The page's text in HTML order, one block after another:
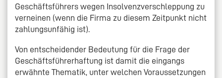
Geschäftsführers wegen Insolvenzverschleppung zu
verneinen (wenn die Firma zu diesem Zeitpunkt nicht
zahlungsunfähig ist).
Von entscheidender Bedeutung für die Frage der
Geschäftsführerhaftung ist damit die eingangs
erwähnte Thematik, unter welchen Voraussetzungen